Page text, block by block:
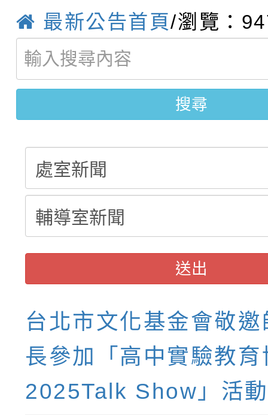
報，惠請貴機關(學校)
宣導。
學年度第1學期第7次代
結果(第10招)
【甄選結果(第2招)】
學年度第1學期第9次代
轉知：本市公務人員協
9月16日本府B2大禮堂
函轉運動部全民運動署
計畫」1 份，請踴躍報
權責核予出席人員公(
最新公告首頁/瀏覽：
搜尋
送出
台北市文化基金會敬
長參加「高中實驗教
2025Talk Show」活動